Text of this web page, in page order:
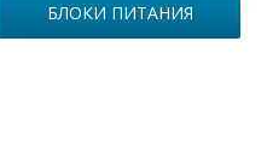
БЛОКИ ПИТАНИЯ